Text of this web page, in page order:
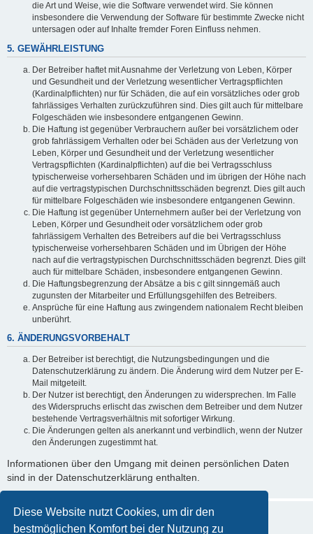
Diese Website nutzt Cookies, um dir den
bestmöglichen Komfort bei der Nutzung zu
die Art und Weise, wie die Software verwendet wird. Sie können
insbesondere die Verwendung der Software für bestimmte Zwecke nicht
untersagen oder auf Inhalte fremder Foren Einfluss nehmen.
5. GEWÄHRLEISTUNG
Der Betreiber haftet mit Ausnahme der Verletzung von Leben, Körper
und Gesundheit und der Verletzung wesentlicher Vertragspflichten
(Kardinalpflichten) nur für Schäden, die auf ein vorsätzliches oder grob
fahrlässiges Verhalten zurückzuführen sind. Dies gilt auch für mittelbare
Folgeschäden wie insbesondere entgangenen Gewinn.
Die Haftung ist gegenüber Verbrauchern außer bei vorsätzlichem oder
grob fahrlässigem Verhalten oder bei Schäden aus der Verletzung von
Leben, Körper und Gesundheit und der Verletzung wesentlicher
Vertragspflichten (Kardinalpflichten) auf die bei Vertragsschluss
typischerweise vorhersehbaren Schäden und im übrigen der Höhe nach
auf die vertragstypischen Durchschnittsschäden begrenzt. Dies gilt auch
für mittelbare Folgeschäden wie insbesondere entgangenen Gewinn.
Die Haftung ist gegenüber Unternehmern außer bei der Verletzung von
Leben, Körper und Gesundheit oder vorsätzlichem oder grob
fahrlässigem Verhalten des Betreibers auf die bei Vertragsschluss
typischerweise vorhersehbaren Schäden und im Übrigen der Höhe
nach auf die vertragstypischen Durchschnittsschäden begrenzt. Dies gilt
auch für mittelbare Schäden, insbesondere entgangenen Gewinn.
Die Haftungsbegrenzung der Absätze a bis c gilt sinngemäß auch
zugunsten der Mitarbeiter und Erfüllungsgehilfen des Betreibers.
Ansprüche für eine Haftung aus zwingendem nationalem Recht bleiben
unberührt.
6. ÄNDERUNGSVORBEHALT
Der Betreiber ist berechtigt, die Nutzungsbedingungen und die
Datenschutzerklärung zu ändern. Die Änderung wird dem Nutzer per E-
Mail mitgeteilt.
Der Nutzer ist berechtigt, den Änderungen zu widersprechen. Im Falle
des Widerspruchs erlischt das zwischen dem Betreiber und dem Nutzer
bestehende Vertragsverhältnis mit sofortiger Wirkung.
Die Änderungen gelten als anerkannt und verbindlich, wenn der Nutzer
den Änderungen zugestimmt hat.
Informationen über den Umgang mit deinen persönlichen Daten
sind in der Datenschutzerklärung enthalten.